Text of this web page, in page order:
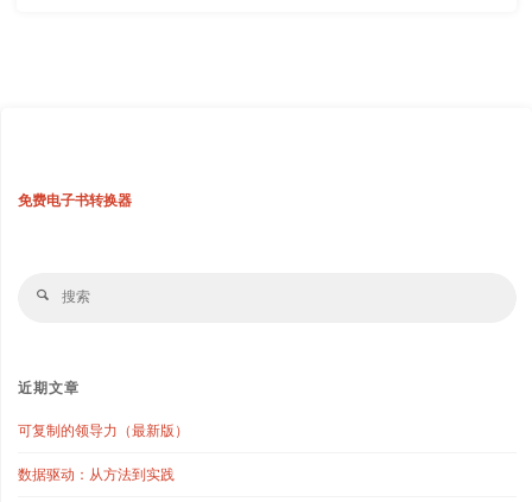
免费电子书转换器
搜
近期文章
可复制的领导力（最新版）
数据驱动：从方法到实践